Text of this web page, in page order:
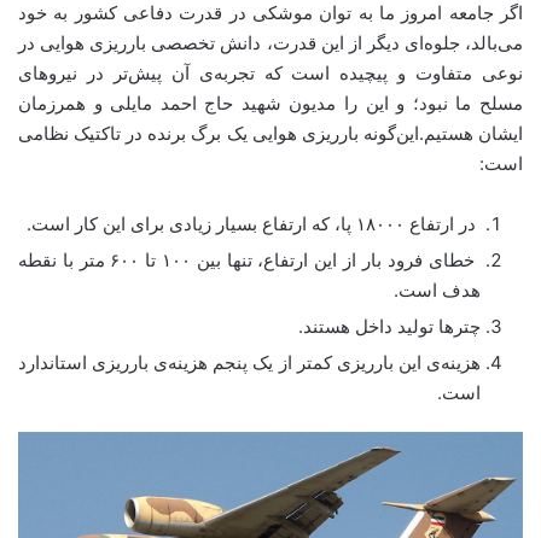
اگر جامعه امروز ما به توان موشکی در قدرت دفاعی کشور به خود
می‌بالد، جلوه‌ای دیگر از این قدرت، دانش تخصصی بارریزی هوایی در
نوعی متفاوت و پیچیده است که تجربه‌ی آن پیش‌تر در نیروهای
مسلح ما نبود؛ و این را مدیون شهید‌ حاج‌ احمد‌ مایلی و همرزمان
ایشان هستیم.این‌گونه بارریزی هوایی یک برگ برنده در تاکتیک نظامی
است:
در ارتفاع ۱۸۰۰۰ پا، که ارتفاع بسیار زیادی برای این کار است.
خطای فرود بار از این ارتفاع، تنها بین ۱۰۰ تا ۶۰۰ متر با نقطه
هدف است.
چترها تولید داخل هستند.
هزینه‌ی این بارریزی کمتر از یک پنجم هزینه‌ی بارریزی استاندارد
است.